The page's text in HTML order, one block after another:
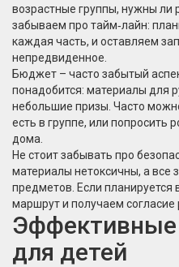
возрастные группы, нужны ли
забываем про тайм‑лайн:
каждая часть, и оставляем
непредвиденное.
Бюджет – часто забытый
понадобится: материалы для
небольшие призы. Часто
есть в группе, или попросить
дома.
Не стоит забывать про
материалы нетоксичны, а все
предметов. Если планируется
маршрут и получаем согласие
для детей